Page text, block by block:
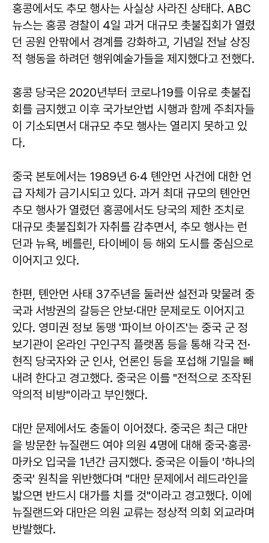
홍콩에서도 추모 행사는 사실상 사라진 상태다. ABC
뉴스는 홍콩 경찰이 4일 과거 대규모 촛불집회가 열렸
던 공원 안팎에서 경계를 강화하고, 기념일 전날 상징
적 행동을 하려던 행위예술가들을 제지했다고 전했다.
홍콩 당국은 2020년부터 코로나19를 이유로 촛불집
회를 금지했고 이후 국가보안법 시행과 함께 주최자들
이 기소되면서 대규모 추모 행사는 열리지 못하고 있
다.
중국 본토에서는 1989년 6·4 톈안먼 사건에 대한 언
급 자체가 금기시되고 있다. 과거 최대 규모의 톈안먼
추모 행사가 열렸던 홍콩에서도 당국의 제한 조치로
대규모 촛불집회가 자취를 감추면서, 추모 행사는 런
던과 뉴욕, 베를린, 타이베이 등 해외 도시를 중심으로
이어지고 있다.
한편, 톈안먼 사태 37주년을 둘러싼 설전과 맞물려 중
국과 서방권의 갈등은 안보·대만 문제로도 이어지고
있다. 영미권 정보 동맹 '파이브 아이즈'는 중국 군 정
보기관이 온라인 구인구직 플랫폼 등을 통해 각국 전·
현직 당국자와 군 인사, 언론인 등을 포섭해 기밀을 빼
내려 한다고 경고했다. 중국은 이를 "전적으로 조작된
악의적 비방"이라고 부인했다.
대만 문제에서도 충돌이 이어졌다. 중국은 최근 대만
을 방문한 뉴질랜드 여야 의원 4명에 대해 중국·홍콩·
마카오 입국을 1년간 금지했다. 중국은 이들이 '하나의
중국' 원칙을 위반했다며 "대만 문제에서 레드라인을
밟으면 반드시 대가를 치를 것"이라고 경고했다. 이에
뉴질랜드와 대만은 의원 교류는 정상적 의회 외교라며
반발했다.